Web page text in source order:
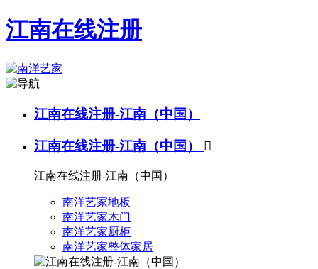
江南在线注册
江南在线注册-江南（中国）
江南在线注册-江南（中国） 
江南在线注册-江南（中国）
南洋艺家地板
南洋艺家木门
南洋艺家厨柜
南洋艺家整体家居